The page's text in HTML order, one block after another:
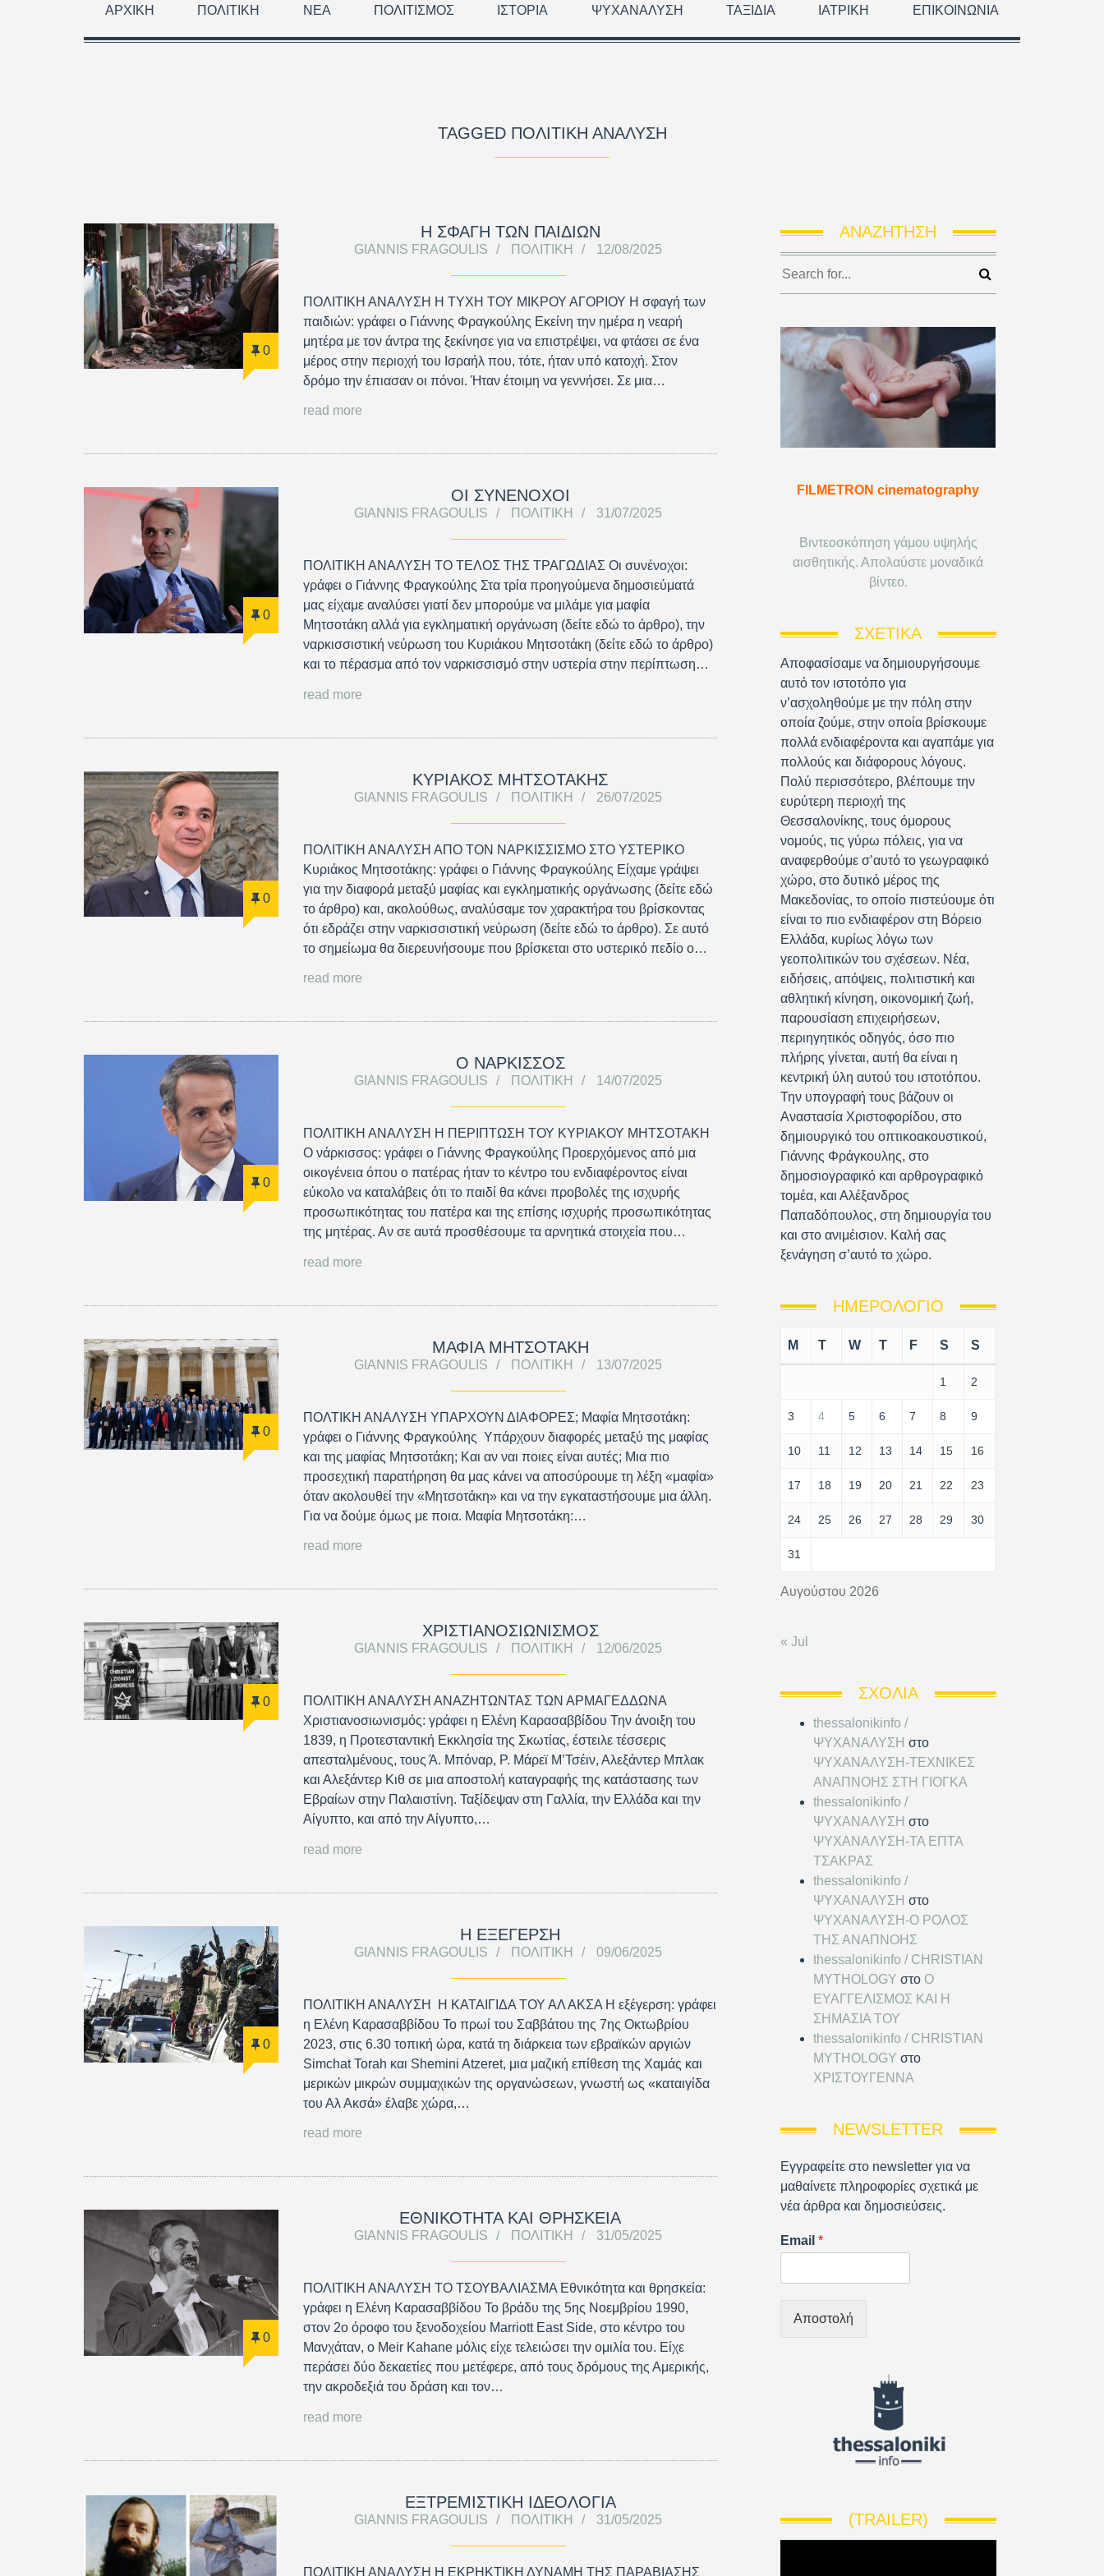
ΑΡΧΙΚΉ ΠΟΛΙΤΙΚΉ ΝΈΑ ΠΟΛΙΤΙΣΜΌΣ ΙΣΤΟΡΊΑ ΨΥΧΑΝΆΛΥΣΗ ΤΑΞΊΔΙΑ ΙΑΤΡΙΚΉ ΕΠΙΚΟΙΝΩΝΊΑ
TAGGED ΠΟΛΙΤΙΚΉ ΑΝΆΛΥΣΗ
0
Η ΣΦΑΓΗ ΤΩΝ ΠΑΙΔΙΩΝ
GIANNIS FRAGOULIS ΠΟΛΙΤΙΚΉ 12/08/2025
ΠΟΛΙΤΙΚΗ ΑΝΑΛΥΣΗ Η ΤΥΧΗ ΤΟΥ ΜΙΚΡΟΥ ΑΓΟΡΙΟΥ Η σφαγή των
παιδιών: γράφει ο Γιάννης Φραγκούλης Εκείνη την ημέρα η νεαρή
μητέρα με τον άντρα της ξεκίνησε για να επιστρέψει, να φτάσει σε ένα
μέρος στην περιοχή του Ισραήλ που, τότε, ήταν υπό κατοχή. Στον
δρόμο την έπιασαν οι πόνοι. Ήταν έτοιμη να γεννήσει. Σε μια…
read more
0
ΟΙ ΣΥΝΕΝΟΧΟΙ
GIANNIS FRAGOULIS ΠΟΛΙΤΙΚΉ 31/07/2025
ΠΟΛΙΤΙΚΗ ΑΝΑΛΥΣΗ ΤΟ ΤΕΛΟΣ ΤΗΣ ΤΡΑΓΩΔΙΑΣ Οι συνένοχοι:
γράφει ο Γιάννης Φραγκούλης Στα τρία προηγούμενα δημοσιεύματά
μας είχαμε αναλύσει γιατί δεν μπορούμε να μιλάμε για μαφία
Μητσοτάκη αλλά για εγκληματική οργάνωση (δείτε εδώ το άρθρο), την
ναρκισσιστική νεύρωση του Κυριάκου Μητσοτάκη (δείτε εδώ το άρθρο)
και το πέρασμα από τον ναρκισσισμό στην υστερία στην περίπτωση…
read more
0
ΚΥΡΙΑΚΟΣ ΜΗΤΣΟΤΑΚΗΣ
GIANNIS FRAGOULIS ΠΟΛΙΤΙΚΉ 26/07/2025
ΠΟΛΙΤΙΚΗ ΑΝΑΛΥΣΗ ΑΠΟ ΤΟΝ ΝΑΡΚΙΣΣΙΣΜΟ ΣΤΟ ΥΣΤΕΡΙΚΟ
Κυριάκος Μητσοτάκης: γράφει ο Γιάννης Φραγκούλης Είχαμε γράψει
για την διαφορά μεταξύ μαφίας και εγκληματικής οργάνωσης (δείτε εδώ
το άρθρο) και, ακολούθως, αναλύσαμε τον χαρακτήρα του βρίσκοντας
ότι εδράζει στην ναρκισσιστική νεύρωση (δείτε εδώ το άρθρο). Σε αυτό
το σημείωμα θα διερευνήσουμε που βρίσκεται στο υστερικό πεδίο ο…
read more
0
Ο ΝΑΡΚΙΣΣΟΣ
GIANNIS FRAGOULIS ΠΟΛΙΤΙΚΉ 14/07/2025
ΠΟΛΙΤΙΚΗ ΑΝΑΛΥΣΗ Η ΠΕΡΙΠΤΩΣΗ ΤΟΥ ΚΥΡΙΑΚΟΥ ΜΗΤΣΟΤΑΚΗ
Ο νάρκισσος: γράφει ο Γιάννης Φραγκούλης Προερχόμενος από μια
οικογένεια όπου ο πατέρας ήταν το κέντρο του ενδιαφέροντος είναι
εύκολο να καταλάβεις ότι το παιδί θα κάνει προβολές της ισχυρής
προσωπικότητας του πατέρα και της επίσης ισχυρής προσωπικότητας
της μητέρας. Αν σε αυτά προσθέσουμε τα αρνητικά στοιχεία που…
read more
0
ΜΑΦΙΑ ΜΗΤΣΟΤΑΚΗ
GIANNIS FRAGOULIS ΠΟΛΙΤΙΚΉ 13/07/2025
ΠΟΛΤΙΚΗ ΑΝΑΛΥΣΗ ΥΠΑΡΧΟΥΝ ΔΙΑΦΟΡΕΣ; Μαφία Μητσοτάκη:
γράφει ο Γιάννης Φραγκούλης Υπάρχουν διαφορές μεταξύ της μαφίας
και της μαφίας Μητσοτάκη; Και αν ναι ποιες είναι αυτές; Μια πιο
προσεχτική παρατήρηση θα μας κάνει να αποσύρουμε τη λέξη «μαφία»
όταν ακολουθεί την «Μητσοτάκη» και να την εγκαταστήσουμε μια άλλη.
Για να δούμε όμως με ποια. Μαφία Μητσοτάκη:…
read more
0
ΧΡΙΣΤΙΑΝΟΣΙΩΝΙΣΜΟΣ
GIANNIS FRAGOULIS ΠΟΛΙΤΙΚΉ 12/06/2025
ΠΟΛΙΤΙΚΗ ΑΝΑΛΥΣΗ ΑΝΑΖΗΤΩΝΤΑΣ ΤΩΝ ΑΡΜΑΓΕΔΔΩΝΑ
Χριστιανοσιωνισμός: γράφει η Ελένη Καρασαββίδου Την άνοιξη του
1839, η Προτεσταντική Εκκλησία της Σκωτίας, έστειλε τέσσερις
απεσταλμένους, τους Ά. Μπόναρ, Ρ. Μάρεϊ Μ’Τσέιν, Αλεξάντερ Μπλακ
και Αλεξάντερ Κιθ σε μια αποστολή καταγραφής της κατάστασης των
Εβραίων στην Παλαιστίνη. Ταξίδεψαν στη Γαλλία, την Ελλάδα και την
Αίγυπτο, και από την Αίγυπτο,…
read more
0
Η ΕΞΕΓΕΡΣΗ
GIANNIS FRAGOULIS ΠΟΛΙΤΙΚΉ 09/06/2025
ΠΟΛΙΤΙΚΗ ΑΝΑΛΥΣΗ Η ΚΑΤΑΙΓΙΔΑ ΤΟΥ ΑΛ ΑΚΣΑ Η εξέγερση: γράφει
η Ελένη Καρασαββίδου Το πρωί του Σαββάτου της 7ης Οκτωβρίου
2023, στις 6.30 τοπική ώρα, κατά τη διάρκεια των εβραϊκών αργιών
Simchat Torah και Shemini Atzeret, μια μαζική επίθεση της Χαμάς και
μερικών μικρών συμμαχικών της οργανώσεων, γνωστή ως «καταιγίδα
του Αλ Ακσά» έλαβε χώρα,…
read more
0
ΕΘΝΙΚΟΤΗΤΑ ΚΑΙ ΘΡΗΣΚΕΙΑ
GIANNIS FRAGOULIS ΠΟΛΙΤΙΚΉ 31/05/2025
ΠΟΛΙΤΙΚΗ ΑΝΑΛΥΣΗ ΤΟ ΤΣΟΥΒΑΛΙΑΣΜΑ Εθνικότητα και θρησκεία:
γράφει η Ελένη Καρασαββίδου Το βράδυ της 5ης Νοεμβρίου 1990,
στον 2ο όροφο του ξενοδοχείου Marriott East Side, στο κέντρο του
Μανχάταν, ο Meir Kahane μόλις είχε τελειώσει την ομιλία του. Είχε
περάσει δύο δεκαετίες που μετέφερε, από τους δρόμους της Αμερικής,
την ακροδεξιά του δράση και τον…
read more
ΕΞΤΡΕΜΙΣΤΙΚΗ ΙΔΕΟΛΟΓΙΑ
GIANNIS FRAGOULIS ΠΟΛΙΤΙΚΉ 31/05/2025
ΠΟΛΙΤΙΚΗ ΑΝΑΛΥΣΗ Η ΕΚΡΗΚΤΙΚΗ ΔΥΝΑΜΗ ΤΗΣ ΠΑΡΑΒΙΑΣΗΣ
ΑΝΑΖΉΤΗΣΗ
FILMETRON cinematography
Βιντεοσκόπηση γάμου υψηλής
αισθητικής. Απολαύστε μοναδικά
βίντεο.
ΣΧΕΤΙΚΆ
Αποφασίσαμε να δημιουργήσουμε
αυτό τον ιστοτόπο για
ν’ασχοληθούμε με την πόλη στην
οποία ζούμε, στην οποία βρίσκουμε
πολλά ενδιαφέροντα και αγαπάμε για
πολλούς και διάφορους λόγους.
Πολύ περισσότερο, βλέπουμε την
ευρύτερη περιοχή της
Θεσσαλονίκης, τους όμορους
νομούς, τις γύρω πόλεις, για να
αναφερθούμε σ’αυτό το γεωγραφικό
χώρο, στο δυτικό μέρος της
Μακεδονίας, το οποίο πιστεύουμε ότι
είναι το πιο ενδιαφέρον στη Βόρειο
Ελλάδα, κυρίως λόγω των
γεοπολιτικών του σχέσεων. Νέα,
ειδήσεις, απόψεις, πολιτιστική και
αθλητική κίνηση, οικονομική ζωή,
παρουσίαση επιχειρήσεων,
περιηγητικός οδηγός, όσο πιο
πλήρης γίνεται, αυτή θα είναι η
κεντρική ύλη αυτού του ιστοτόπου.
Την υπογραφή τους βάζουν οι
Αναστασία Χριστοφορίδου, στο
δημιουργικό του οπτικοακουστικού,
Γιάννης Φράγκουλης, στο
δημοσιογραφικό και αρθρογραφικό
τομέα, και Αλέξανδρος
Παπαδόπουλος, στη δημιουργία του
και στο ανιμέισιον. Καλή σας
ξενάγηση σ’αυτό το χώρο.
ΗΜΕΡΟΛΌΓΙΟ
Αυγούστου 2026
M T W T F S S
1 2
3 4 5 6 7 8 9
10 11 12 13 14 15 16
17 18 19 20 21 22 23
24 25 26 27 28 29 30
31
« Jul
ΣΧΌΛΙΑ
thessalonikinfo /
ΨΥΧΑΝΑΛΥΣΗ στο
ΨΥΧΑΝΑΛΥΣΗ-ΤΕΧΝΙΚΕΣ
ΑΝΑΠΝΟΗΣ ΣΤΗ ΓΙΟΓΚΑ
thessalonikinfo /
ΨΥΧΑΝΑΛΥΣΗ στο
ΨΥΧΑΝΑΛΥΣΗ-ΤΑ ΕΠΤΑ
ΤΣΑΚΡΑΣ
thessalonikinfo /
ΨΥΧΑΝΑΛΥΣΗ στο
ΨΥΧΑΝΑΛΥΣΗ-Ο ΡΟΛΟΣ
ΤΗΣ ΑΝΑΠΝΟΗΣ
thessalonikinfo / CHRISTIAN
MYTHOLOGY στο Ο
ΕΥΑΓΓΕΛΙΣΜΟΣ ΚΑΙ Η
ΣΗΜΑΣΙΑ ΤΟΥ
thessalonikinfo / CHRISTIAN
MYTHOLOGY στο
ΧΡΙΣΤΟΥΓΕΝΝΑ
NEWSLETTER
Εγγραφείτε στο newsletter για να
μαθαίνετε πληροφορίες σχετικά με
νέα άρθρα και δημοσιεύσεις.
Email*
Αποστολή
(TRAILER)